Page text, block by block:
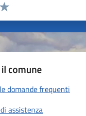
la pagina
5 stelle su 5
4 stelle su 5
su 5
su 5
5
comune
domande frequenti
assistenza